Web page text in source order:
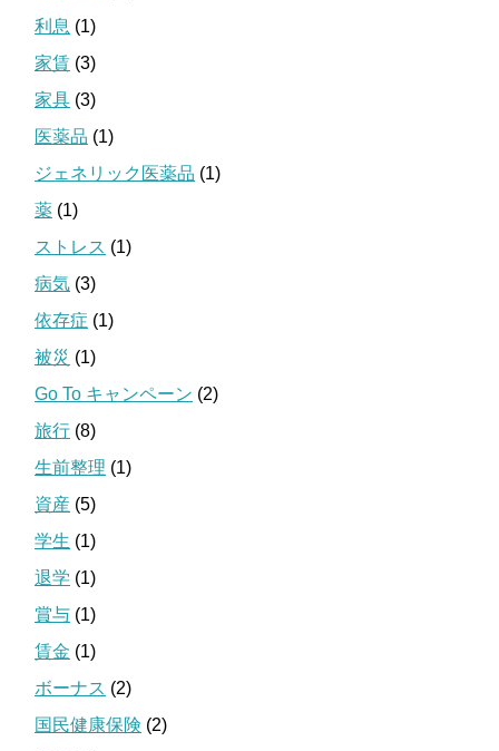
利息 (1)
家賃 (3)
家具 (3)
医薬品 (1)
ジェネリック医薬品 (1)
薬 (1)
ストレス (1)
病気 (3)
依存症 (1)
被災 (1)
Go To キャンペーン (2)
旅行 (8)
生前整理 (1)
資産 (5)
学生 (1)
退学 (1)
賞与 (1)
賃金 (1)
ボーナス (2)
国民健康保険 (2)